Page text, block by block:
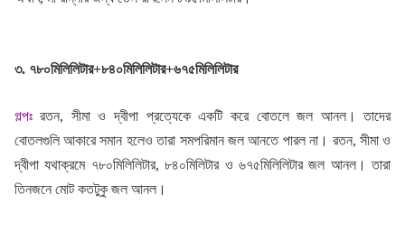
৩. ৭৮০মিলিলিটার+৮৪০মিলিলিটার+৬৭৫মিলিলিটার
গল্পঃরতন, সীমা ও দ্বীপা প্রত্যেকে একটি করে বোতলে জল আনল। তাদের
বোতলগুলি আকারে সমান হলেও তারা সমপরিমান জল আনতে পারল না। রতন, সীমা ও
দ্বীপা যথাক্রমে ৭৮০মিলিলিটার, ৮৪০মিলিটার ও ৬৭৫মিলিলিটার জল আনল। তারা
তিনজনে মোট কতটুকু জল আনল।